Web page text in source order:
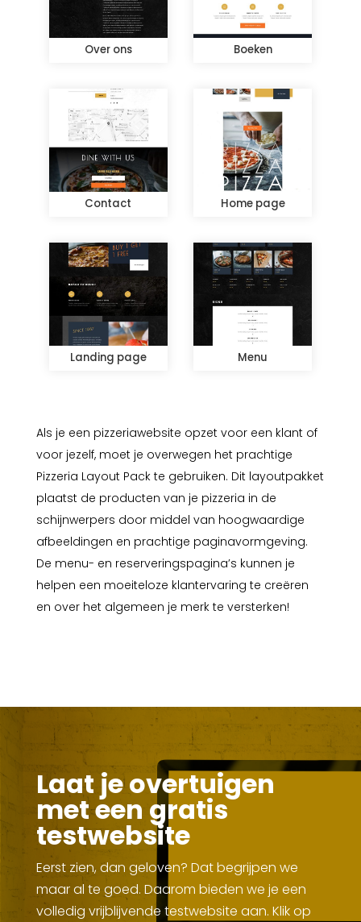
Als je een pizzeriawebsite opzet voor een klant of
voor jezelf, moet je overwegen het prachtige
Pizzeria Layout Pack te gebruiken. Dit layoutpakket
plaatst de producten van je pizzeria in de
schijnwerpers door middel van hoogwaardige
afbeeldingen en prachtige paginavormgeving.
De menu- en reserveringspagina’s kunnen je
helpen een moeiteloze klantervaring te creëren
en over het algemeen je merk te versterken!
Over ons Boeken
Contact Home page
Landing page Menu
Laat je overtuigen
met een gratis
testwebsite
Eerst zien, dan geloven? Dat begrijpen we
maar al te goed. Daarom bieden we je een
volledig vrijblijvende testwebsite aan. Klik op